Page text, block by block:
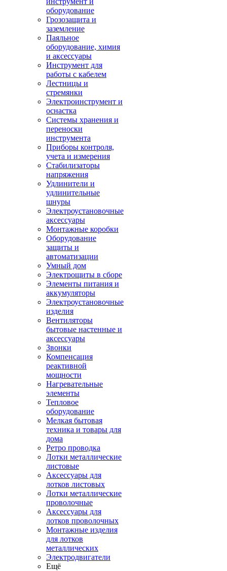
оборудование
Грозозащита и
заземление
Паяльное
оборудование, химия
и аксессуары
Инструмент для
работы с кабелем
Лестницы и
стремянки
Электроинструмент и
оснастка
Системы хранения и
переноски
инструмента
Приборы контроля,
учета и измерения
Стабилизаторы
напряжения
Удлинители и
удлинительные
шнуры
Электроустановочные
аксессуары
Монтажные коробки
Оборудование
защиты и
автоматизации
Умный дом
Электрощиты в сборе
Элементы питания и
аккумуляторы
Электроустановочные
изделия
Вентиляторы
бытовые настенные и
аксессуары
Звонки
Компенсация
реактивной
мощности
Нагревательные
элементы
Тепловое
оборудование
Мелкая бытовая
техника и товары для
дома
Ретро проводка
Лотки металлические
листовые
Аксессуары для
лотков листовых
Лотки металлические
проволочные
Аксессуары для
лотков проволочных
Монтажные изделия
для лотков
металлических
Электродвигатели
Ещё